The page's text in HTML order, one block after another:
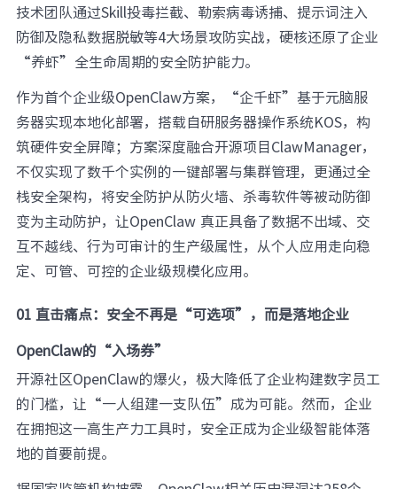
技术团队通过Skill投毒拦截、勒索病毒诱捕、提示词注入
防御及隐私数据脱敏等4大场景攻防实战，硬核还原了企业
“养虾”全生命周期的安全防护能力。
作为首个企业级OpenClaw方案，“企千虾”基于元脑服
务器实现本地化部署，搭载自研服务器操作系统KOS，构
筑硬件安全屏障；方案深度融合开源项目ClawManager，
不仅实现了数千个实例的一键部署与集群管理，更通过全
栈安全架构，将安全防护从防火墙、杀毒软件等被动防御
变为主动防护，让OpenClaw 真正具备了数据不出域、交
互不越线、行为可审计的生产级属性，从个人应用走向稳
定、可管、可控的企业级规模化应用。
01 直击痛点：安全不再是“可选项”，而是落地企业
OpenClaw的“入场券”
开源社区OpenClaw的爆火，极大降低了企业构建数字员工
的门槛，让“一人组建一支队伍”成为可能。然而，企业
在拥抱这一高生产力工具时，安全正成为企业级智能体落
地的首要前提。